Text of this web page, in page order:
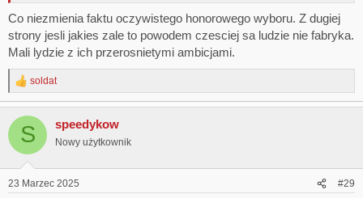
Co niezmienia faktu oczywistego honorowego wyboru. Z dugiej
strony jesli jakies zale to powodem czesciej sa ludzie nie fabryka.
Mali lydzie z ich przerosnietymi ambicjami.
R
e
c
i
s
soldat
S speedykow
Nowy użytkownik
23 Marzec 2025 #29